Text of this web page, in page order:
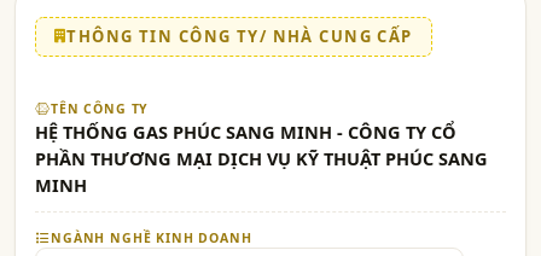
THÔNG TIN CÔNG TY/ NHÀ CUNG CẤP
TÊN CÔNG TY
HỆ THỐNG GAS PHÚC SANG MINH - CÔNG TY CỔ
PHẦN THƯƠNG MẠI DỊCH VỤ KỸ THUẬT PHÚC SANG
MINH
NGÀNH NGHỀ KINH DOANH